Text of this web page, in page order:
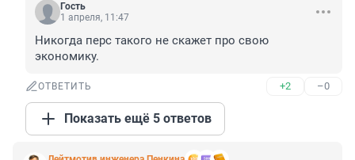
Гость
1 апреля, 11:47
Никогда перс такого не скажет про свою
экономику.
ОТВЕТИТЬ +2 –0
Показать ещё 5 ответов